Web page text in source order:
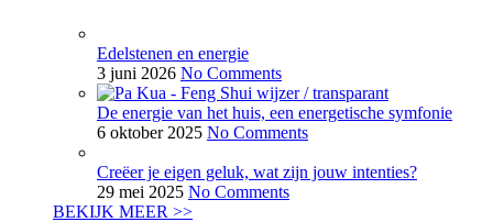
Edelstenen en energie
3 juni 2026 No Comments
De energie van het huis, een energetische symfonie
6 oktober 2025 No Comments
Creëer je eigen geluk, wat zijn jouw intenties?
29 mei 2025 No Comments
BEKIJK MEER >>